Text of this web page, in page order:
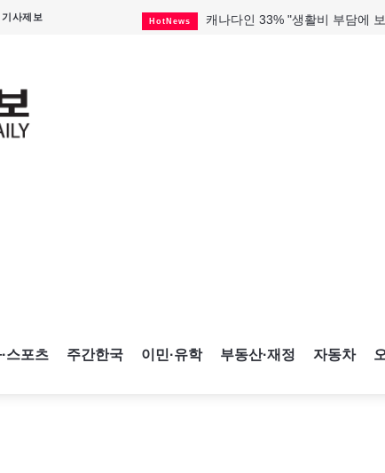
기사제보 HotNews 캐나다인 33% "생활비 부담에
스포츠 주간한국 이민·유학 부동산·재정 자동차